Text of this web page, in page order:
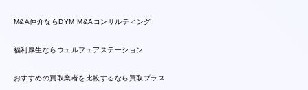
M&A仲介ならDYM M&Aコンサルティング
福利厚生ならウェルフェアステーション
おすすめの買取業者を比較するなら買取プラス